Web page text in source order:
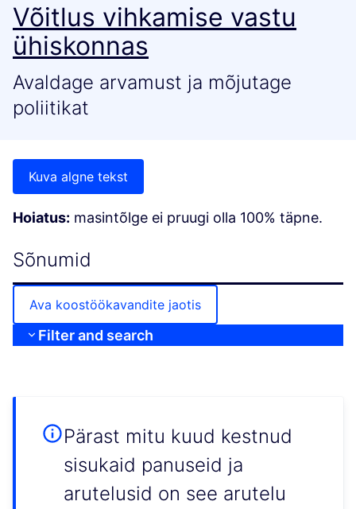
Võitlus vihkamise vastu
ühiskonnas
Avaldage arvamust ja mõjutage
poliitikat
Kuva algne tekst
Hoiatus: masintõlge ei pruugi olla 100% täpne.
Sõnumid
Ava koostöökavandite jaotis
Filter and search
Pärast mitu kuud kestnud
sisukaid panuseid ja
arutelusid on see arutelu